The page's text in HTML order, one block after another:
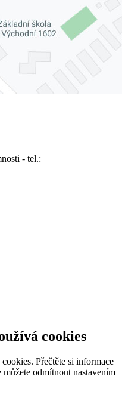
- tel.:
cookies
Přečtěte si informace
odmítnout nastavením